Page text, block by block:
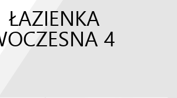
ŁAZIENKA
4